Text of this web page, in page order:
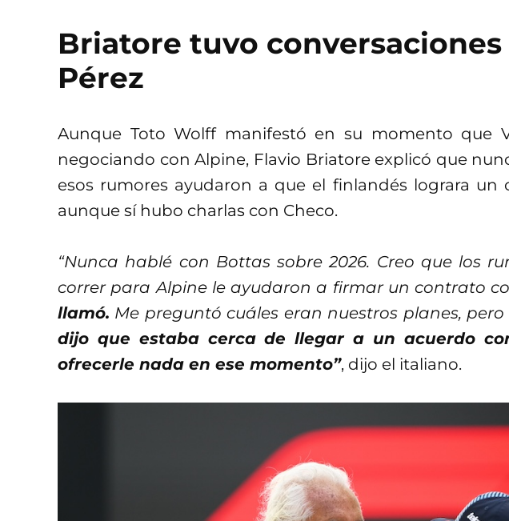
Briatore tuvo conversaciones
Pérez
Aunque Toto Wolff manifestó en su momento que
negociando con Alpine, Flavio Briatore explicó que
esos rumores ayudaron a que el finlandés lograra un
aunque sí hubo charlas con Checo.
“Nunca hablé con Bottas sobre 2026. Creo que los
correr para Alpine le ayudaron a firmar un contrato
llamó. Me preguntó cuáles eran nuestros planes,
dijo que estaba cerca de llegar a un acuerdo
ofrecerle nada en ese momento”, dijo el italiano.